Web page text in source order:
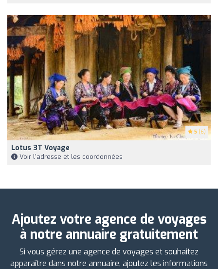
5 (6)
Lotus 3T Voyage
Voir l'adresse et les coordonnées
Ajoutez votre agence de voyages
à notre annuaire gratuitement
Si vous gérez une agence de voyages et souhaitez
apparaître dans notre annuaire, ajoutez les informations